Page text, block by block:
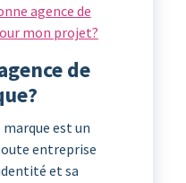
agence de
mon projet?
de
est un
entreprise
et sa